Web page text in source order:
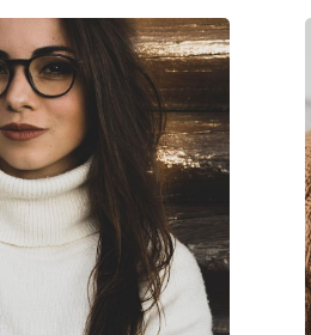
Bambino
Occhiali da vista
Nano Vista